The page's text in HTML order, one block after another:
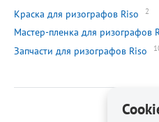
Краска для ризографов Riso 2
Мастер-пленка для ризографов
Запчасти для ризографов Riso